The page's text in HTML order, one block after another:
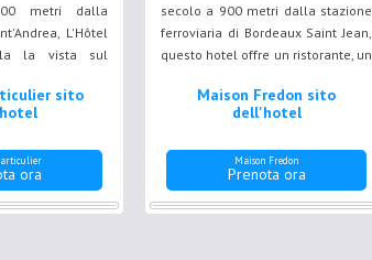
metri dalla
L'Hôtel
la vista sul
camere e
sito
ora
secolo a 900 metri dalla stazione
ferroviaria di Bordeaux Saint Jean,
questo hotel offre un ristorante, un
possibilità di ordinare la colazione
continentale in camera.
Maison Fredon sito
dell'hotel
Maison Fredon
Prenota ora